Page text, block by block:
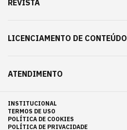
REVISTA
LICENCIAMENTO DE CONTEÚDO
ATENDIMENTO
INSTITUCIONAL
TERMOS DE USO
POLÍTICA DE COOKIES
POLÍTICA DE PRIVACIDADE